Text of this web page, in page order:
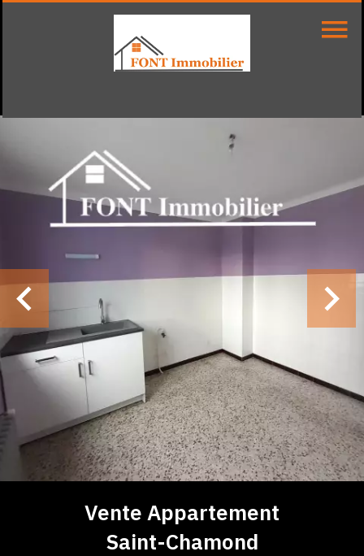
Vente Appartement
Saint-Chamond